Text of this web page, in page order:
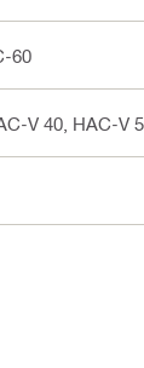
60
V 40, HAC-V